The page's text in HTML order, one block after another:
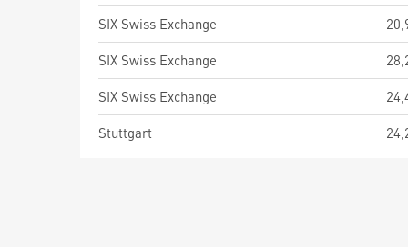
SIX Swiss Exchange
SIX Swiss Exchange
SIX Swiss Exchange
Stuttgart